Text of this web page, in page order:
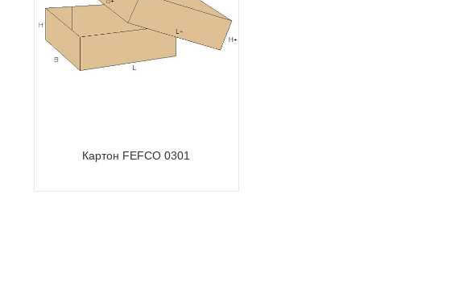
Картон FEFCO 0301